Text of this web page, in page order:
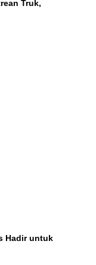
Truk,
Hadir untuk